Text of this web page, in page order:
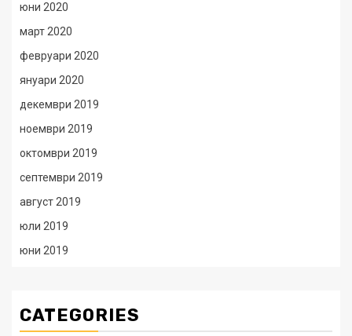
юни 2020
март 2020
февруари 2020
януари 2020
декември 2019
ноември 2019
октомври 2019
септември 2019
август 2019
юли 2019
юни 2019
CATEGORIES